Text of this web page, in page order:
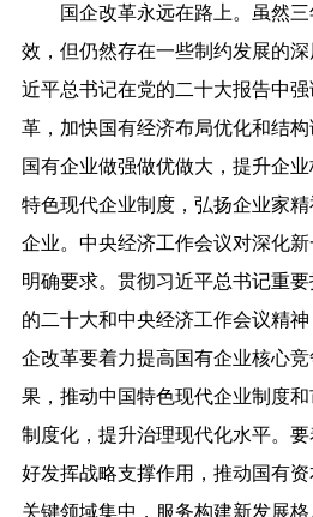
国企改革永远在路上。虽然三
效，但仍然存在一些制约发展的
近平总书记在党的二十大报告中
革，加快国有经济布局优化和结
国有企业做强做优做大，提升企
特色现代企业制度，弘扬企业家
企业。中央经济工作会议对深化
明确要求。贯彻习近平总书记重
的二十大和中央经济工作会议精
企改革要着力提高国有企业核心
果，推动中国特色现代企业制度
制度化，提升治理现代化水平。
好发挥战略支撑作用，推动国有
关键领域集中，服务构建新发展